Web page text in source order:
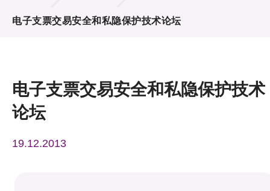
电子支票交易安全和私隐保护技术论坛
电子支票交易安全和私隐保护技术
论坛
19.12.2013